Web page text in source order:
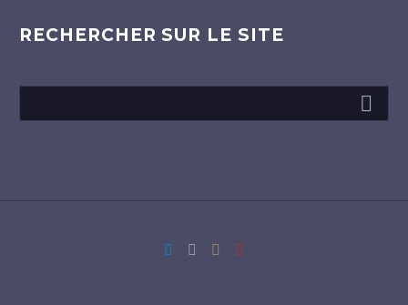
RECHERCHER SUR LE SITE